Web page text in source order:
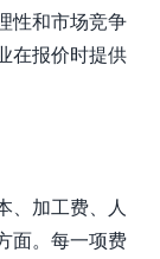
性和市场竞争
在报价时提供
、加工费、人
面。每一项费